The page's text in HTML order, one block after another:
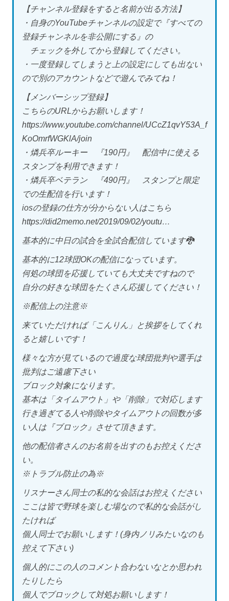
【チャンネル登録をすると名前が出る方法】
・自身のYouTubeチャンネルの設定で『すべての
登録チャンネルを非公開にする』の
チェックを外してから登録してください。
・一度登録してしまうと上の設定にしても出ない
ので別のアカウントなどで遊んでみてね！
【メンバーシップ登録】
こちらのURLからお願いします！
https://www.youtube.com/channel/UCcZ1qvY53A_f
KoOmrfWGKlA/join
・燐兵卒ルーキー 『190円』 配信中に使える
スタンプを利用できます！
・燐兵卒ベテラン 『490円』 スタンプと限定
での生配信を行います！
iosの登録の仕方が分からない人はこちら
https://did2memo.net/2019/09/02/youtu…
基本的に中日の試合を全試合配信しています🐉
基本的に12球団OKの配信になっています。
何処の球団を応援していても大丈夫ですねので
自分の好きな球団をたくさん応援してください！
※配信上の注意※
来ていただければ「こんりん」と挨拶をしてくれ
ると嬉しいです！
様々な方が見ているので過度な球団批判や選手は
批判はご遠慮下さい
ブロック対象になります。
基本は「タイムアウト」や「削除」で対応します
行き過ぎてる人や削除やタイムアウトの回数が多
い人は『ブロック』させて頂きます。
他の配信者さんのお名前を出すのもお控えくださ
い。
※トラブル防止の為※
リスナーさん同士の私的な会話はお控えください
ここは皆で野球を楽しむ場なので私的な会話がし
たければ
個人同士でお願いします！(身内ノリみたいなのも
控えて下さい)
個人的にこの人のコメント合わないなとか思われ
たりしたら
個人でブロックして対処お願いします！